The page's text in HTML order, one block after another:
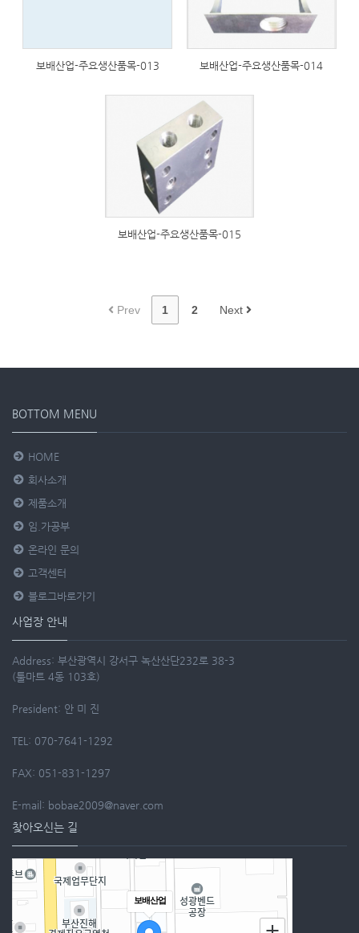
보배산업-주요생산품목-013 보배산업-주요생산품목-014
242
보배산업-주요생산품목-015
Prev 1 2 Next
BOTTOM MENU
HOME
회사소개
제품소개
임.가공부
온라인 문의
고객센터
블로그바로가기
사업장 안내
Address: 부산광역시 강서구 녹산산단232로 38-3
(툴마트 4동 103호)
President: 안 미 진
TEL: 070-7641-1292
FAX: 051-831-1297
E-mail: bobae2009@naver.com
찾아오신는 길
보배산업